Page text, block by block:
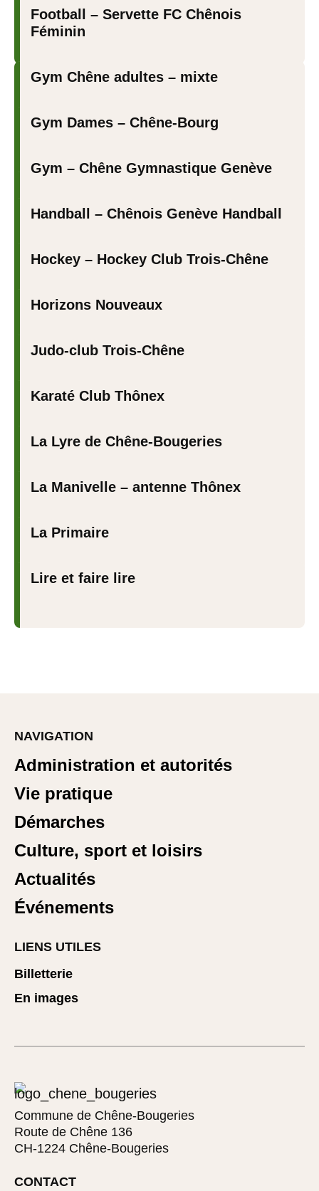
Football – Servette FC Chênois
Féminin
Gym – Chêne Gymnastique Genève
Gym Chêne adultes – mixte
Gym Dames – Chêne-Bourg
Handball – Chênois Genève Handball
Hockey – Hockey Club Trois-Chêne
Horizons Nouveaux
Judo-club Trois-Chêne
Karaté Club Thônex
La Lyre de Chêne-Bougeries
La Manivelle – antenne Thônex
La Primaire
Lire et faire lire
NAVIGATION
Administration et autorités
Vie pratique
Démarches
Culture, sport et loisirs
Actualités
Événements
LIENS UTILES
Billetterie
En images
Commune de Chêne-Bougeries
Route de Chêne 136
CH-1224 Chêne-Bougeries
CONTACT